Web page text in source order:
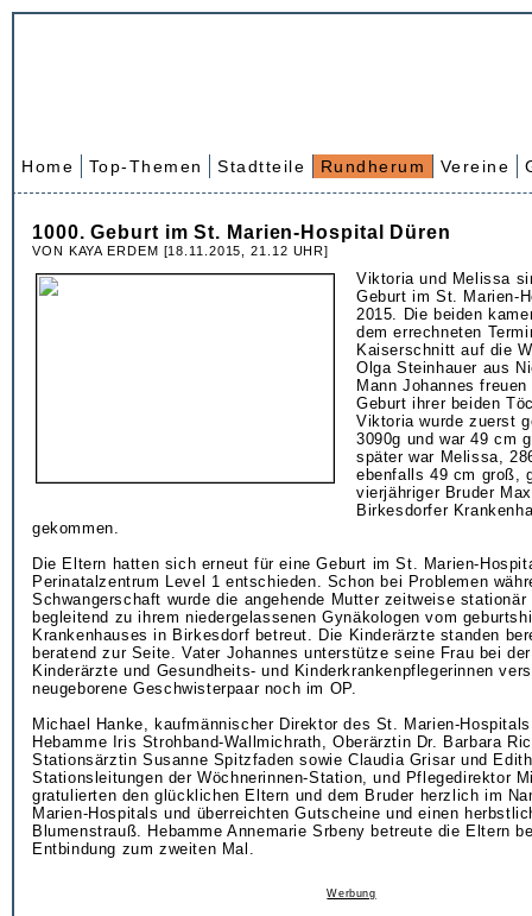
Home Top-Themen Stadtteile Rundherum Vereine
1000. Geburt im St. Marien-Hospital Düren
VON KAYA ERDEM [18.11.2015, 21.12 UHR]
Viktoria und Melissa
Geburt im St. Marien-
2015. Die beiden
dem errechneten
Kaiserschnitt auf die
Olga Steinhauer aus
Mann Johannes
Geburt ihrer beiden
Viktoria wurde zuerst
3090g und war 49 cm
später war Melissa,
ebenfalls 49 cm groß,
vierjähriger Bruder
Birkesdorfer
gekommen.
Die Eltern hatten sich erneut für eine Geburt im St. Marien-
Perinatalzentrum Level 1 entschieden. Schon bei Problemen
Schwangerschaft wurde die angehende Mutter zeitweise stationär
begleitend zu ihrem niedergelassenen Gynäkologen vom
Krankenhauses in Birkesdorf betreut. Die Kinderärzte standen
beratend zur Seite. Vater Johannes unterstütze seine Frau bei
Kinderärzte und Gesundheits- und Kinderkrankenpflegerinnen
neugeborene Geschwisterpaar noch im OP.
Michael Hanke, kaufmännischer Direktor des St. Marien-
Hebamme Iris Strohband-Wallmichrath, Oberärztin Dr. Barbara
Stationsärztin Susanne Spitzfaden sowie Claudia Grisar und
Stationsleitungen der Wöchnerinnen-Station, und Pflegedirektor
gratulierten den glücklichen Eltern und dem Bruder herzlich im
Marien-Hospitals und überreichten Gutscheine und einen
Blumenstrauß. Hebamme Annemarie Srbeny betreute die Eltern
Entbindung zum zweiten Mal.
Werbung